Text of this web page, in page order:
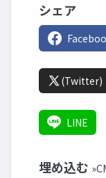
シェア
(Twitter)
LINE
埋め込む